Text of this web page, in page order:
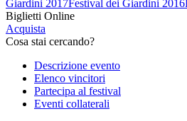
Giardini 2017Festival dei Giardini 2016
Biglietti Online
Acquista
Cosa stai cercando?
Descrizione evento
Elenco vincitori
Partecipa al festival
Eventi collaterali